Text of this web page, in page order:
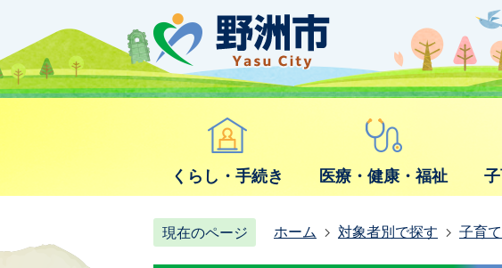
くらし・手続き 医療・健康・福祉
現在のページ ホーム 対象者別で探す 子育